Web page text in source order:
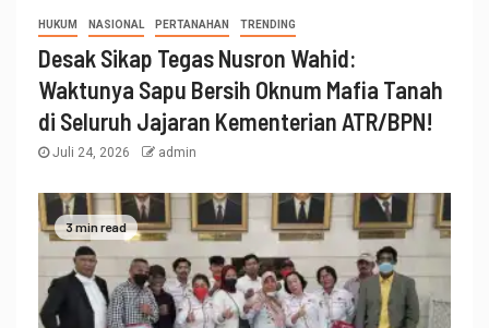
HUKUM NASIONAL PERTANAHAN TRENDING
Desak Sikap Tegas Nusron Wahid:
Waktunya Sapu Bersih Oknum Mafia Tanah
di Seluruh Jajaran Kementerian ATR/BPN!
Juli 24, 2026 admin
3 min read